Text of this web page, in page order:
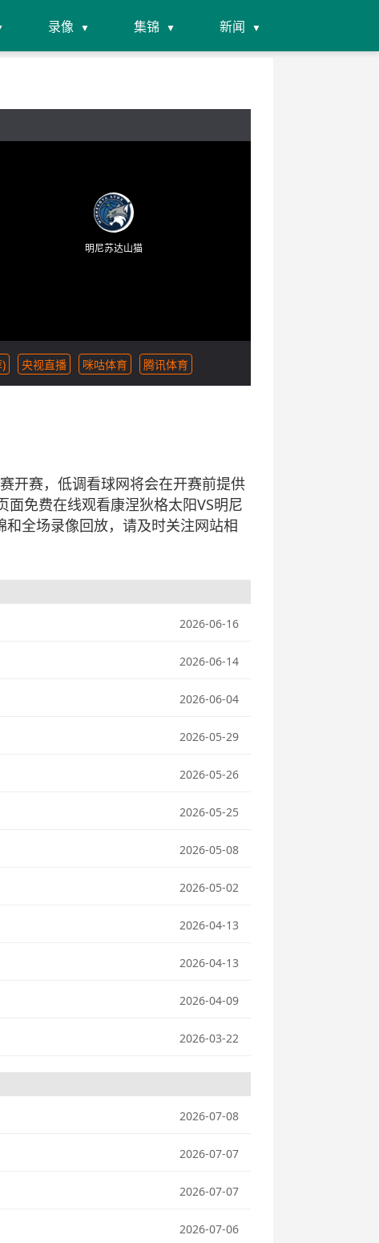
录像 集锦 新闻
明尼苏达山猫
央视直播 咪咕体育 腾讯体育
开赛，低调看球网将会在开赛前提供
免费在线观看康涅狄格太阳VS明尼
全场录像回放，请及时关注网站相
2026-06-16
2026-06-14
2026-06-04
2026-05-29
2026-05-26
2026-05-25
2026-05-08
2026-05-02
2026-04-13
2026-04-13
2026-04-09
2026-03-22
2026-07-08
2026-07-07
2026-07-07
2026-07-06